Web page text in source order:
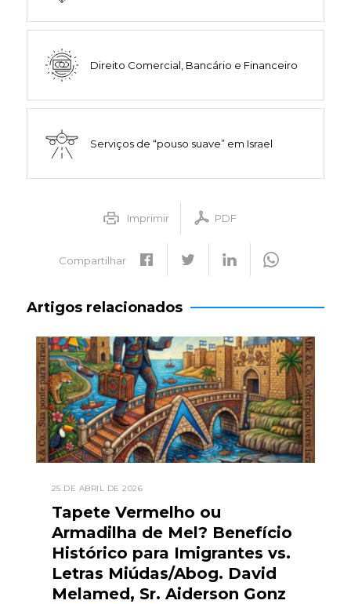
Direito Comercial, Bancário e Financeiro
Serviços de “pouso suave” em Israel
Imprimir PDF
Compartilhar
Artigos relacionados
25 DE ABRIL DE 2026
Tapete Vermelho ou
Armadilha de Mel? Benefício
Histórico para Imigrantes vs.
Letras Miúdas/Abog. David
Melamed, Sr. Aiderson Gonz